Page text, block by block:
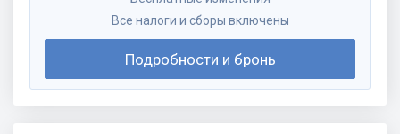
Все налоги и сборы включены
Подробности и бронь